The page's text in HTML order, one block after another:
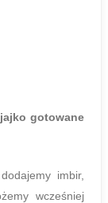
gotowane
imbir,
wcześniej